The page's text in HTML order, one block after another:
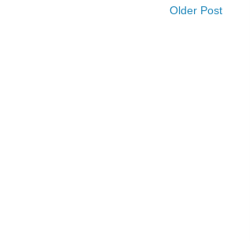
Older Post